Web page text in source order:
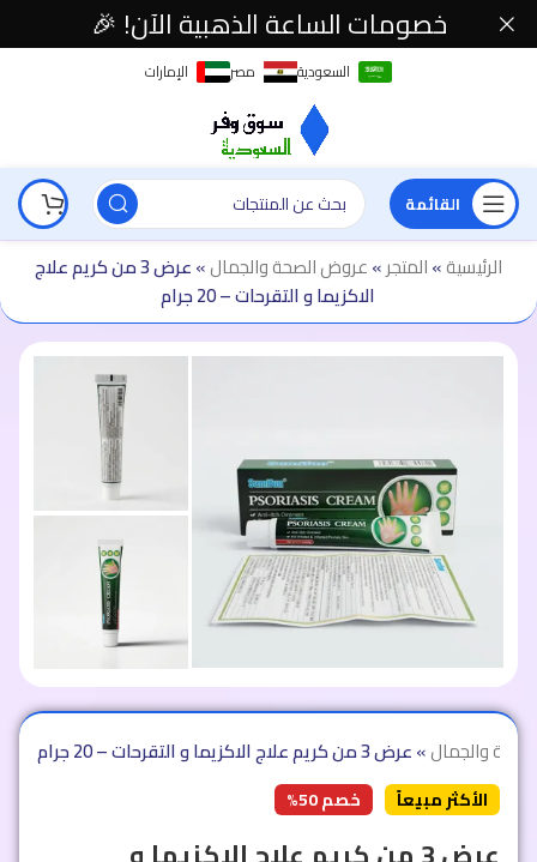
السعودية مصر الإمارات
القائمة
الرئيسية»المتجر»عروض الصحة والجمال»
عرض 3 من كريم علاج
الاكزيما و التقرحات – 20 جرام
والجمال»عرض 3 من كريم علاج الاكزيما و التقرحات – 20 جرام
الأكثر مبيعاً خصم 50%
خصومات الساعة الذهبية الآن! 🎉